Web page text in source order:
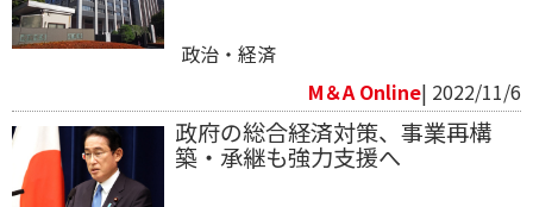
政治・経済
M＆A Online| 2022/11/6
政府の総合経済対策、事業再構
築・承継も強力支援へ